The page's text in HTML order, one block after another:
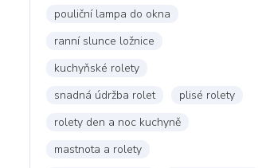
pouliční lampa do okna
ranní slunce ložnice
kuchyňské rolety
snadná údržba rolet
plisé rolety
rolety den a noc kuchyně
mastnota a rolety